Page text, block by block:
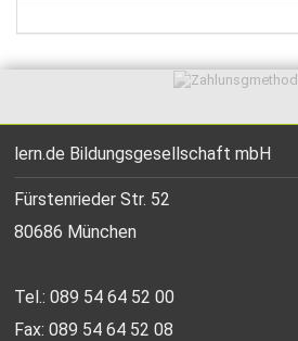
lern.de Bildungsgesellschaft mbH
Fürstenrieder Str. 52
80686 München
Tel.: 089 54 64 52 00
Fax: 089 54 64 52 08